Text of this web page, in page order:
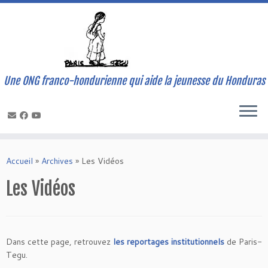
to
Une ONG franco-hondurienne qui aide la jeunesse du Honduras
Accueil » Archives » Les Vidéos
Les Vidéos
Dans cette page, retrouvez les reportages institutionnels de Paris-
Tegu.